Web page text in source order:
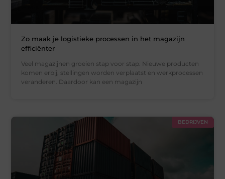
Zo maak je logistieke processen in het magazijn
efficiënter
Veel magazijnen groeien stap voor stap. Nieuwe producten
komen erbij, stellingen worden verplaatst en werkprocessen
veranderen. Daardoor kan een magazijn
BEDRIJVEN